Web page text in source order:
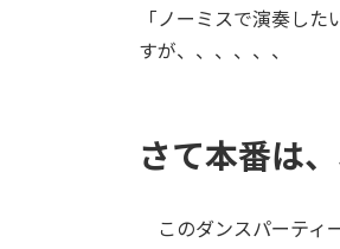
「ノーミスで演奏し
すが、、、、、、
さて本番は、
このダンスパーティ